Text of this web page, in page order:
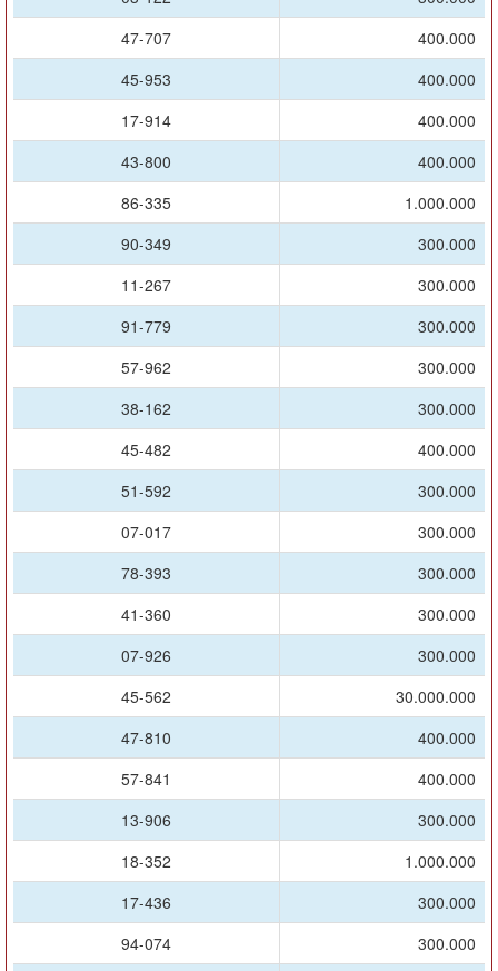
47-707
400.000
45-953
400.000
17-914
400.000
43-800
400.000
86-335
1.000.000
90-349
300.000
11-267
300.000
91-779
300.000
57-962
300.000
38-162
300.000
45-482
400.000
51-592
300.000
07-017
300.000
78-393
300.000
41-360
300.000
07-926
300.000
45-562
30.000.000
47-810
400.000
57-841
400.000
13-906
300.000
18-352
1.000.000
17-436
300.000
94-074
300.000